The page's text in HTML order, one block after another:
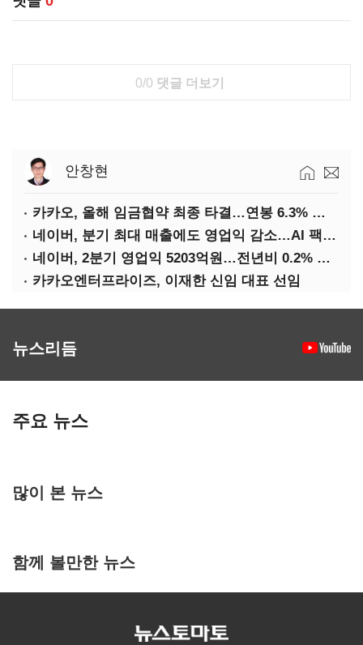
0/0 댓글 더보기
안창현
카카오, 올해 임금협약 최종 타결…연봉 6.3% 인상·격려금 300만원
네이버, 분기 최대 매출에도 영업익 감소…AI 팩토리 속도
네이버, 2분기 영업익 5203억원…전년비 0.2% 감소
카카오엔터프라이즈, 이재한 신임 대표 선임
뉴스리듬
주요 뉴스
많이 본 뉴스
함께 볼만한 뉴스